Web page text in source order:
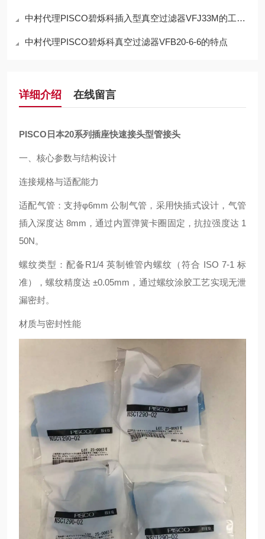
中村代理PISCO碧烁科插入型真空过滤器VFJ33M的工作原理
中村代理PISCO碧烁科真空过滤器VFB20-6-6的特点
详细介绍 在线留言
PISCO日本20系列插座快速接头型管接头
一、核心参数与结构设计
连接规格与适配能力
适配气管：支持φ6mm 公制气管，采用快插式设计，气管
插入深度达 8mm，通过内置弹簧卡圈固定，抗拉强度达 1
50N。
螺纹类型：配备R1/4 英制锥管内螺纹（符合 ISO 7-1 标
准），螺纹精度达 ±0.05mm，通过螺纹涂胶工艺实现无泄
漏密封。
材质与密封性能